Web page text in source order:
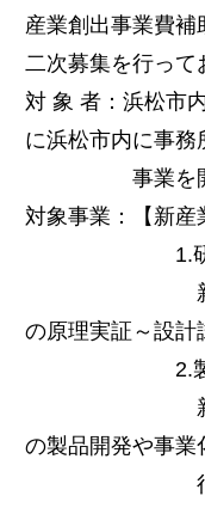
産業創出事業費補
二次募集を行って
対 象 者：浜松市
に浜松市内に事務
事業を開始
対象事業：【新産
1.研究開
新技術、
の原理実証～設計
2.製品開
新技術、
の製品開発や事業
行う